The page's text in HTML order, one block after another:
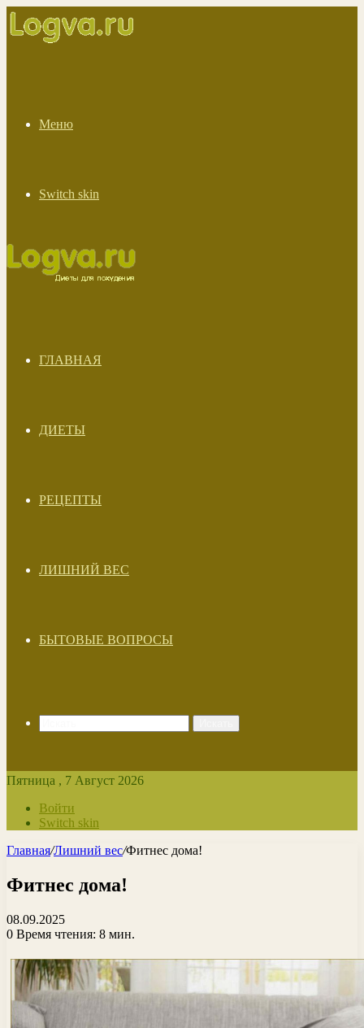
Меню
Switch skin
ГЛАВНАЯ
ДИЕТЫ
РЕЦЕПТЫ
ЛИШНИЙ ВЕС
БЫТОВЫЕ ВОПРОСЫ
Пятница , 7 Август 2026
Войти
Switch skin
Главная/Лишний вес/Фитнес дома!
Фитнес дома!
08.09.2025
0 Время чтения: 8 мин.